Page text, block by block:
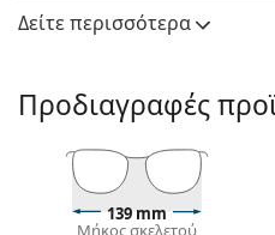
Δείτε πώς φαίνονται πάνω
οράσεως με τη λειτουργία
Σκελετός γυαλιών οράσεως
Το μπλε χρώμα του
έναν δροσερό τόνο
μαύρα ή ανοιχτά ξανθά
Ο ορθογώνιος σκελετός
Δείτε περισσότερα
Προδιαγραφές
139 mm
Μήκος σκελετού